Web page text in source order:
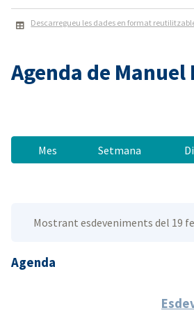
Descarregueu les dades en format
Agenda de Manuel
Mes Setmana
Mostrant esdeveniments del 19
Agenda